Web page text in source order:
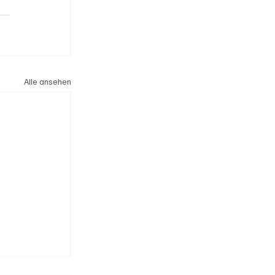
Alle ansehen